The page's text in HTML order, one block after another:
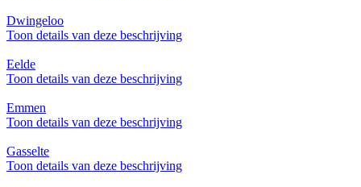
Dwingeloo
Toon details van deze beschrijving
Eelde
Toon details van deze beschrijving
Emmen
Toon details van deze beschrijving
Gasselte
Toon details van deze beschrijving